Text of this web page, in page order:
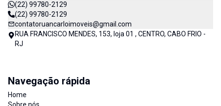
(22) 99780-2129
(22) 99780-2129
contatoruancarloimoveis@gmail.com
RUA FRANCISCO MENDES, 153, loja 01 , CENTRO, CABO FRIO -
RJ
Navegação rápida
Home